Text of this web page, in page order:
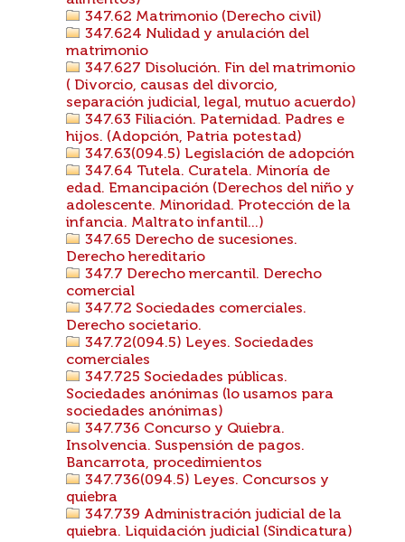
347.62 Matrimonio (Derecho civil)
347.624 Nulidad y anulación del
matrimonio
347.627 Disolución. Fin del matrimonio
( Divorcio, causas del divorcio,
separación judicial, legal, mutuo acuerdo)
347.63 Filiación. Paternidad. Padres e
hijos. (Adopción, Patria potestad)
347.63(094.5) Legislación de adopción
347.64 Tutela. Curatela. Minoría de
edad. Emancipación (Derechos del niño y
adolescente. Minoridad. Protección de la
infancia. Maltrato infantil...)
347.65 Derecho de sucesiones.
Derecho hereditario
347.7 Derecho mercantil. Derecho
comercial
347.72 Sociedades comerciales.
Derecho societario.
347.72(094.5) Leyes. Sociedades
comerciales
347.725 Sociedades públicas.
Sociedades anónimas (lo usamos para
sociedades anónimas)
347.736 Concurso y Quiebra.
Insolvencia. Suspensión de pagos.
Bancarrota, procedimientos
347.736(094.5) Leyes. Concursos y
quiebra
347.739 Administración judicial de la
quiebra. Liquidación judicial (Sindicatura)